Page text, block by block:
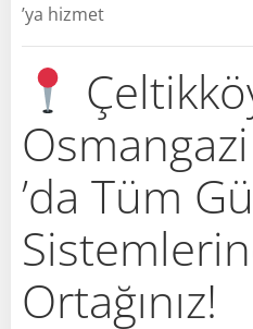
’ya hizmet
Osmangazi
’da Tüm
Ortağınız!